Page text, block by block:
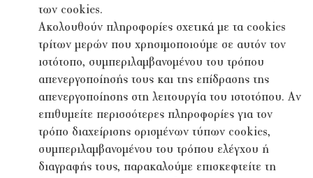
των cookies.
Ακολουθούν πληροφορίες σχετικά με τα cookies
τρίτων μερών που χρησιμοποιούμε σε αυτόν τον
ιστότοπο, συμπεριλαμβανομένου του τρόπου
απενεργοποίησής τους και της επίδρασης της
απενεργοποίησης στη λειτουργία του ιστοτόπου. Αν
επιθυμείτε περισσότερες πληροφορίες για τον
τρόπο διαχείρισης ορισμένων τύπων cookies,
συμπεριλαμβανομένου του τρόπου ελέγχου ή
διαγραφής τους, παρακαλούμε επισκεφτείτε τη